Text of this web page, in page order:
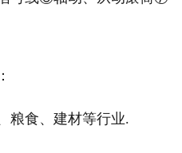
脉冲除尘器
粮食、建材等行业.